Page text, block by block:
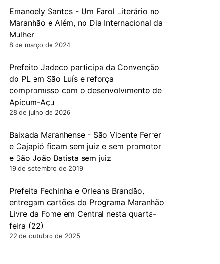
Emanoely Santos - Um Farol Literário no
Maranhão e Além, no Dia Internacional da
Mulher
8 de março de 2024
Prefeito Jadeco participa da Convenção
do PL em São Luís e reforça
compromisso com o desenvolvimento de
Apicum-Açu
28 de julho de 2026
Baixada Maranhense - São Vicente Ferrer
e Cajapió ficam sem juiz e sem promotor
e São João Batista sem juiz
19 de setembro de 2019
Prefeita Fechinha e Orleans Brandão,
entregam cartões do Programa Maranhão
Livre da Fome em Central nesta quarta-
feira (22)
22 de outubro de 2025